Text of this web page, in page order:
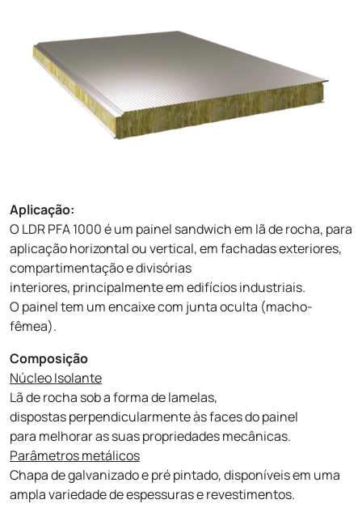
Aplicação:
O LDR PFA 1000 é um painel sandwich em lã de rocha, para
aplicação horizontal ou vertical, em fachadas exteriores,
compartimentação e divisórias
interiores, principalmente em edifícios industriais.
O painel tem um encaixe com junta oculta (macho-
fêmea).
Composição
Núcleo Isolante
Lã de rocha sob a forma de lamelas,
dispostas perpendicularmente às faces do painel
para melhorar as suas propriedades mecânicas.
Parâmetros metálicos
Chapa de galvanizado e pré pintado, disponíveis em uma
ampla variedade de espessuras e revestimentos.